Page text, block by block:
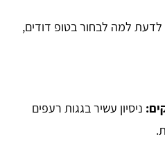
למה לבחור בטופ דודים,
: ניסיון עשיר בגגות רעפים